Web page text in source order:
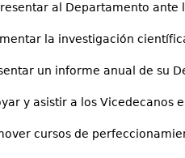
al Departamento ante
la investigación
un informe anual de su
y asistir a los Vicedecanos
cursos de